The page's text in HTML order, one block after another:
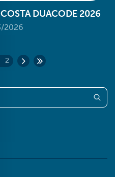
DUACODE 2026
2026
2